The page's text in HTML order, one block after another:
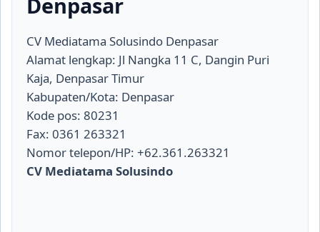
CV Mediatama Solusindo Denpasar
Alamat lengkap: Jl Nangka 11 C, Dangin Puri
Kaja, Denpasar Timur
Kabupaten/Kota: Denpasar
Kode pos: 80231
Fax: 0361 263321
Nomor telepon/HP: +62.361.263321
CV Mediatama Solusindo